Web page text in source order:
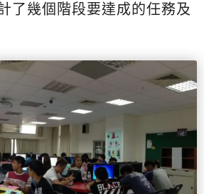
了幾個階段要達成的任務及